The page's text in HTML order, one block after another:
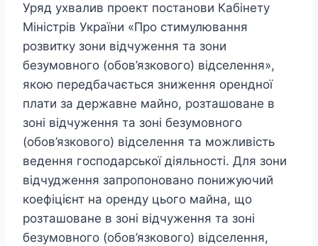
Уряд ухвалив проект постанови Кабінету
Міністрів України «Про стимулювання
розвитку зони відчуження та зони
безумовного (обов’язкового) відселення»,
якою передбачається зниження орендної
плати за державне майно, розташоване в
зоні відчуження та зоні безумовного
(обов’язкового) відселення та можливість
ведення господарської діяльності. Для зони
відчудження запропоновано понижуючий
коефіцієнт на оренду цього майна, що
розташоване в зоні відчуження та зоні
безумовного (обов’язкового) відселення,